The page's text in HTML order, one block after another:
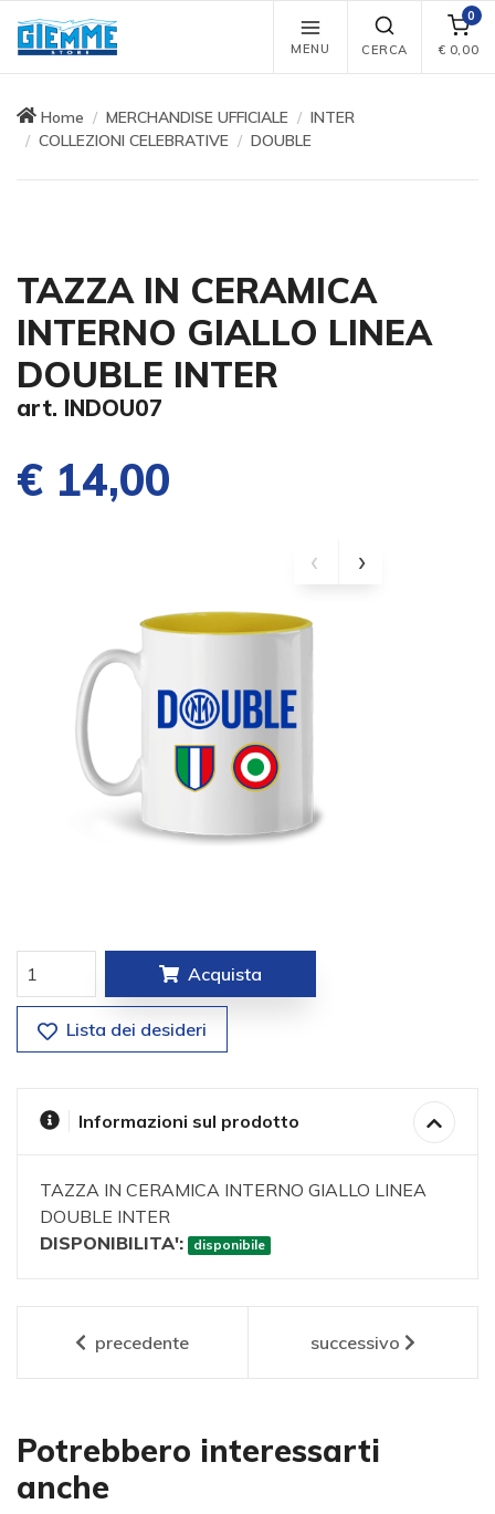
MENU CERCA
0
€ 0,00
Home MERCHANDISE UFFICIALE
INTER
COLLEZIONI CELEBRATIVE
DOUBLE
TAZZA IN CERAMICA
INTERNO GIALLO LINEA
DOUBLE INTER
art. INDOU07
€ 14,00
Acquista
Lista dei desideri
Informazioni sul prodotto
TAZZA IN CERAMICA INTERNO GIALLO LINEA
DOUBLE INTER
DISPONIBILITA':
disponibile
precedente successivo
Potrebbero interessarti
anche